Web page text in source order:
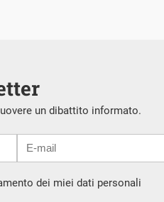
un dibattito informato.
dei miei dati personali